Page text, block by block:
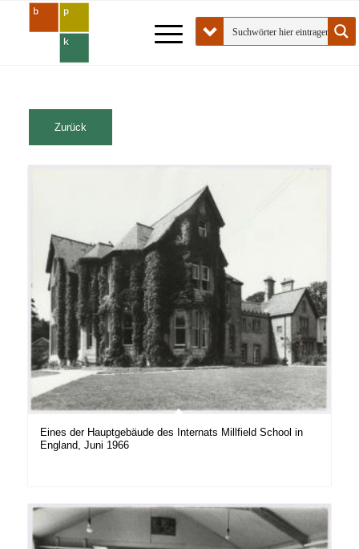
Eines der Hauptgebäude des Internats Millfield School in
England, Juni 1966